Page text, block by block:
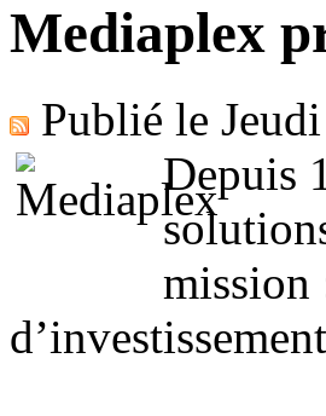
Mediaplex
Publié le
​Depuis
mission